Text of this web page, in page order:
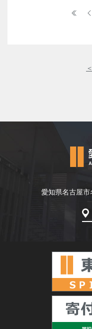
«
愛知県名古屋